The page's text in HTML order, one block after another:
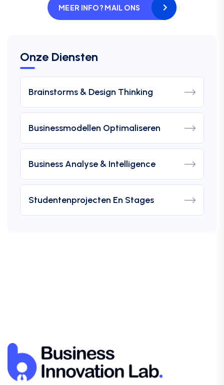
MEER INFO? MAIL ONS
Onze Diensten
Brainstorms & Design Thinking
Businessmodellen Optimaliseren
Business Analyse & Intelligence
Studentenprojecten En Stages